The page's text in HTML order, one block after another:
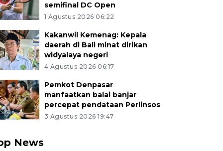
semifinal DC Open
1 Agustus 2026 06:22
Kakanwil Kemenag: Kepala
daerah di Bali minat dirikan
widyalaya negeri
4 Agustus 2026 06:17
Pemkot Denpasar
manfaatkan balai banjar
percepat pendataan Perlinsos
3 Agustus 2026 19:47
News